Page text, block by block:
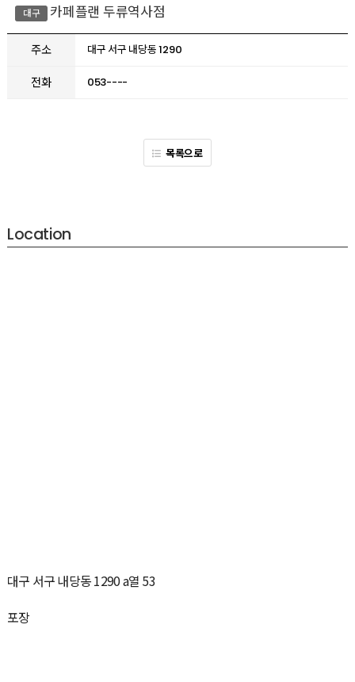
대구 카페플랜 두류역사점
주소 대구 서구 내당동 1290
전화 053----
목록으로
Location
대구 서구 내당동 1290 a열 53
포장